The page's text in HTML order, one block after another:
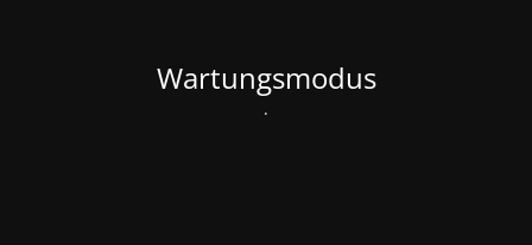
Wartungsmodus
.